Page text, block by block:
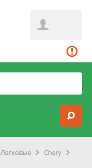
Легковые
Chery